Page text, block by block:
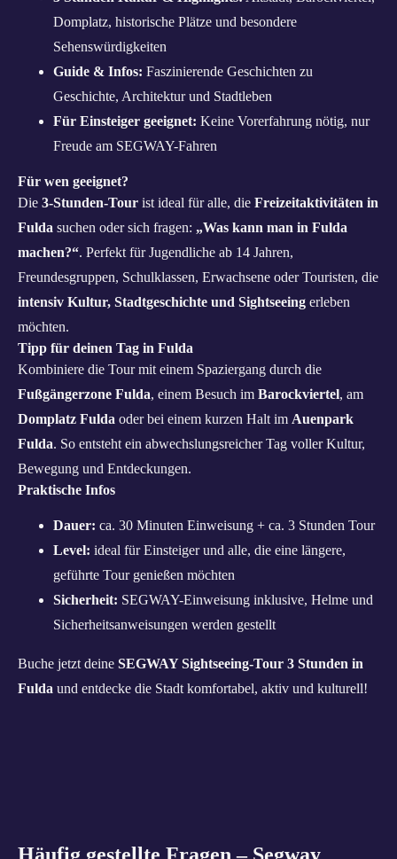
Domplatz, historische Plätze und besondere
Sehenswürdigkeiten
Guide & Infos: Faszinierende Geschichten zu
Geschichte, Architektur und Stadtleben
Für Einsteiger geeignet: Keine Vorerfahrung nötig, nur
Freude am SEGWAY-Fahren
Für wen geeignet?
Die 3-Stunden-Tour ist ideal für alle, die Freizeitaktivitäten in
Fulda suchen oder sich fragen: „Was kann man in Fulda
machen?“. Perfekt für Jugendliche ab 14 Jahren,
Freundesgruppen, Schulklassen, Erwachsene oder Touristen, die
intensiv Kultur, Stadtgeschichte und Sightseeing erleben
möchten.
Tipp für deinen Tag in Fulda
Kombiniere die Tour mit einem Spaziergang durch die
Fußgängerzone Fulda, einem Besuch im Barockviertel, am
Domplatz Fulda oder bei einem kurzen Halt im Auenpark
Fulda. So entsteht ein abwechslungsreicher Tag voller Kultur,
Bewegung und Entdeckungen.
Praktische Infos
Dauer: ca. 30 Minuten Einweisung + ca. 3 Stunden Tour
Level: ideal für Einsteiger und alle, die eine längere,
geführte Tour genießen möchten
Sicherheit: SEGWAY-Einweisung inklusive, Helme und
Sicherheitsanweisungen werden gestellt
Buche jetzt deine SEGWAY Sightseeing-Tour 3 Stunden in
Fulda und entdecke die Stadt komfortabel, aktiv und kulturell!
Häufig gestellte Fragen – Segway